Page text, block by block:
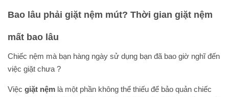
Bao lâu phải giặt nệm mút? Thời gian giặt nệm
mất bao lâu
Chiếc nệm mà bạn hàng ngày sử dụng bạn đã bao giờ nghĩ đến
việc giặt chưa ?
Việc giặt nệm là một phần không thể thiếu để bảo quản chiếc